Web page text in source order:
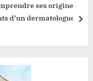
ses origines,
d’un dermatologue